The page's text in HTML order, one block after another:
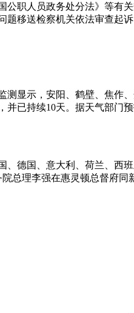
职人员政务处分法》等有
移送检察机关依法审查起诉
，安阳、鹤壁、焦作、
已持续10天。据天气部门
、意大利、荷兰、西班
总理李强在惠灵顿总督府